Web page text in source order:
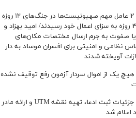
۲ عامل مهم صهیونیست‌ها در جنگ‌های ۱۲ روزه
و ۴۰ روزه به سزای اعمال خود رسیدند/ امید بهزاد و
صفوت به جرم ارسال مختصات مکان‌های
نظامی و امنیتی برای افسران موساد به دار
آویخته شدند
هیچ یک از اموال سردار آزمون رفع توقیف نشده
جزئیات ثبت ادعا، تهیه نقشه UTM و ارائه مادر
اعلام شد